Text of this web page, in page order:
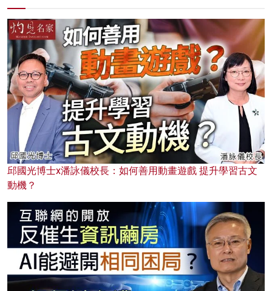
邱國光博士x潘詠儀校長：如何善用動畫遊戲 提升學習古文
動機？